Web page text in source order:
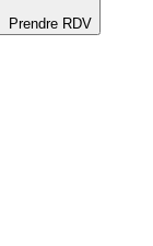
Prendre RDV